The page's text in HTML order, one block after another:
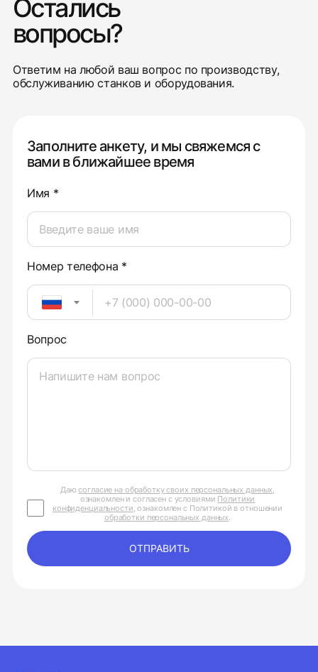
Остались
вопросы?
Ответим на любой ваш вопрос по производству,
обслуживанию станков и оборудования.
Заполните анкету, и мы свяжемся с
вами в ближайшее время
Имя *
Номер телефона *
Вопрос
Даюсогласие на обработку своих персональных данных,
ознакомлен и согласен с условиями Политики
конфиденциальности, ознакомлен с Политикой в отношении
обработки персональных данных.
ОТПРАВИТЬ